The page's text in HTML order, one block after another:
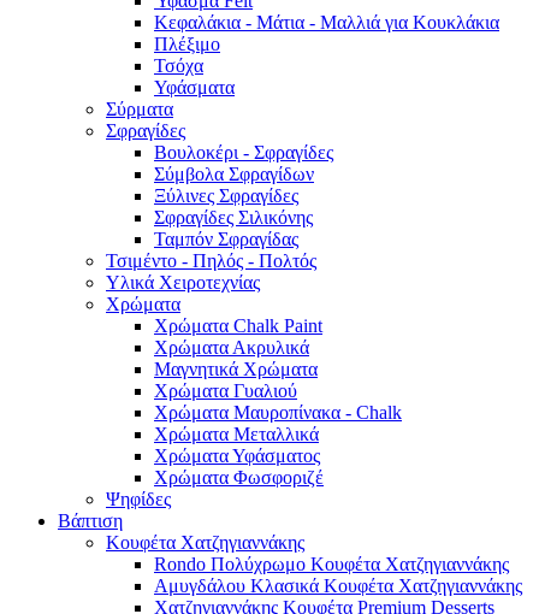
Κεφαλάκια - Μάτια - Μαλλιά για Κουκλάκια
Πλέξιμο
Τσόχα
Υφάσματα
Σύρματα
Σφραγίδες
Βουλοκέρι - Σφραγίδες
Σύμβολα Σφραγίδων
Ξύλινες Σφραγίδες
Σφραγίδες Σιλικόνης
Ταμπόν Σφραγίδας
Τσιμέντο - Πηλός - Πολτός
Υλικά Χειροτεχνίας
Χρώματα
Χρώματα Chalk Paint
Χρώματα Ακρυλικά
Μαγνητικά Χρώματα
Χρώματα Γυαλιού
Χρώματα Μαυροπίνακα - Chalk
Χρώματα Μεταλλικά
Χρώματα Υφάσματος
Χρώματα Φωσφοριζέ
Ψηφίδες
Βάπτιση
Κουφέτα Χατζηγιαννάκης
Rondo Πολύχρωμο Κουφέτα Χατζηγιαννάκης
Αμυγδάλου Κλασικά Κουφέτα Χατζηγιαννάκης
Χατζηγιαννάκης Κουφέτα Premium Desserts